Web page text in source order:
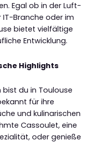
Egal ob in der Luft-
Branche oder im
bietet vielfältige
Entwicklung.
Highlights
bist du in Toulouse
für ihre
und kulinarischen
Cassoulet, eine
oder genieße